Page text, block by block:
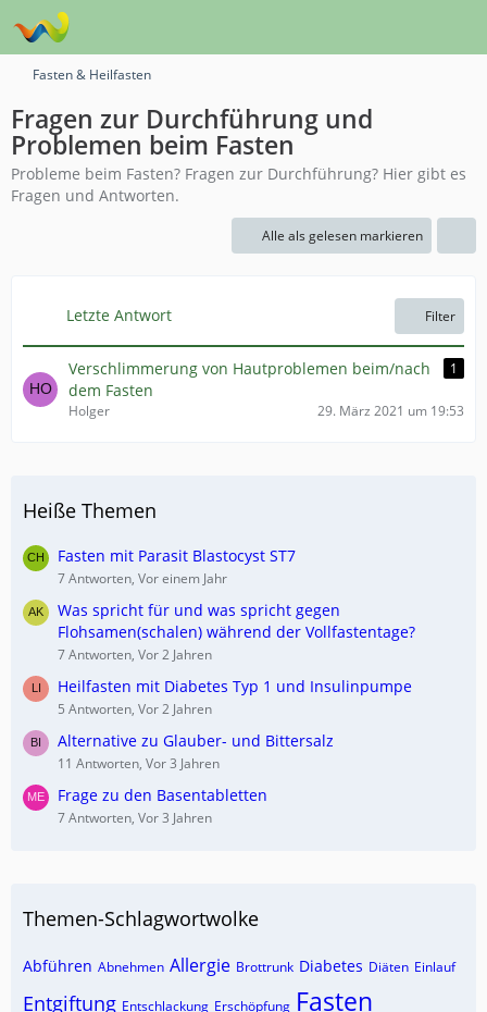
Fasten & Heilfasten
Fragen zur Durchführung und
Problemen beim Fasten
Probleme beim Fasten? Fragen zur Durchführung? Hier gibt es
Fragen und Antworten.
Alle als gelesen markieren
Letzte Antwort Filter
Verschlimmerung von Hautproblemen beim/nach
dem Fasten
1
Holger 29. März 2021 um 19:53
Heiße Themen
Fasten mit Parasit Blastocyst ST7
7 Antworten, Vor einem Jahr
Was spricht für und was spricht gegen
Flohsamen(schalen) während der Vollfastentage?
7 Antworten, Vor 2 Jahren
Heilfasten mit Diabetes Typ 1 und Insulinpumpe
5 Antworten, Vor 2 Jahren
Alternative zu Glauber- und Bittersalz
11 Antworten, Vor 3 Jahren
Frage zu den Basentabletten
7 Antworten, Vor 3 Jahren
Themen-Schlagwortwolke
Abführen Abnehmen Allergie Brottrunk Diabetes Diäten Einlauf
Entgiftung Entschlackung Erschöpfung Fasten